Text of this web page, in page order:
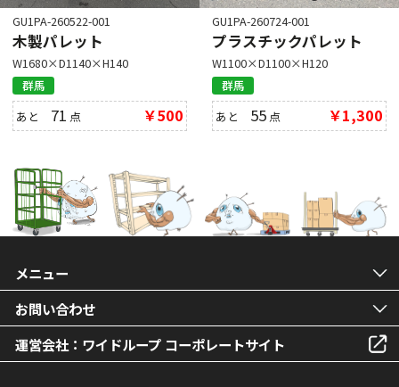
GU1PA-260522-001
木製パレット
W1680×D1140×H140
群馬
あと 71 点 ￥500
GU1PA-260724-001
プラスチックパレット
W1100×D1100×H120
群馬
あと 55 点 ￥1,300
メニュー
お問い合わせ
運営会社：ワイドループ コーポレートサイト